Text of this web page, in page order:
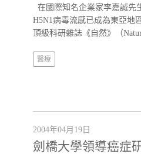
在國際知名企業家李嘉誠先
H5N1病毒流感已成為東亞地
頂級科研雜誌《自然》（
醫療
2004年04月19日
劍橋大學領導癌症